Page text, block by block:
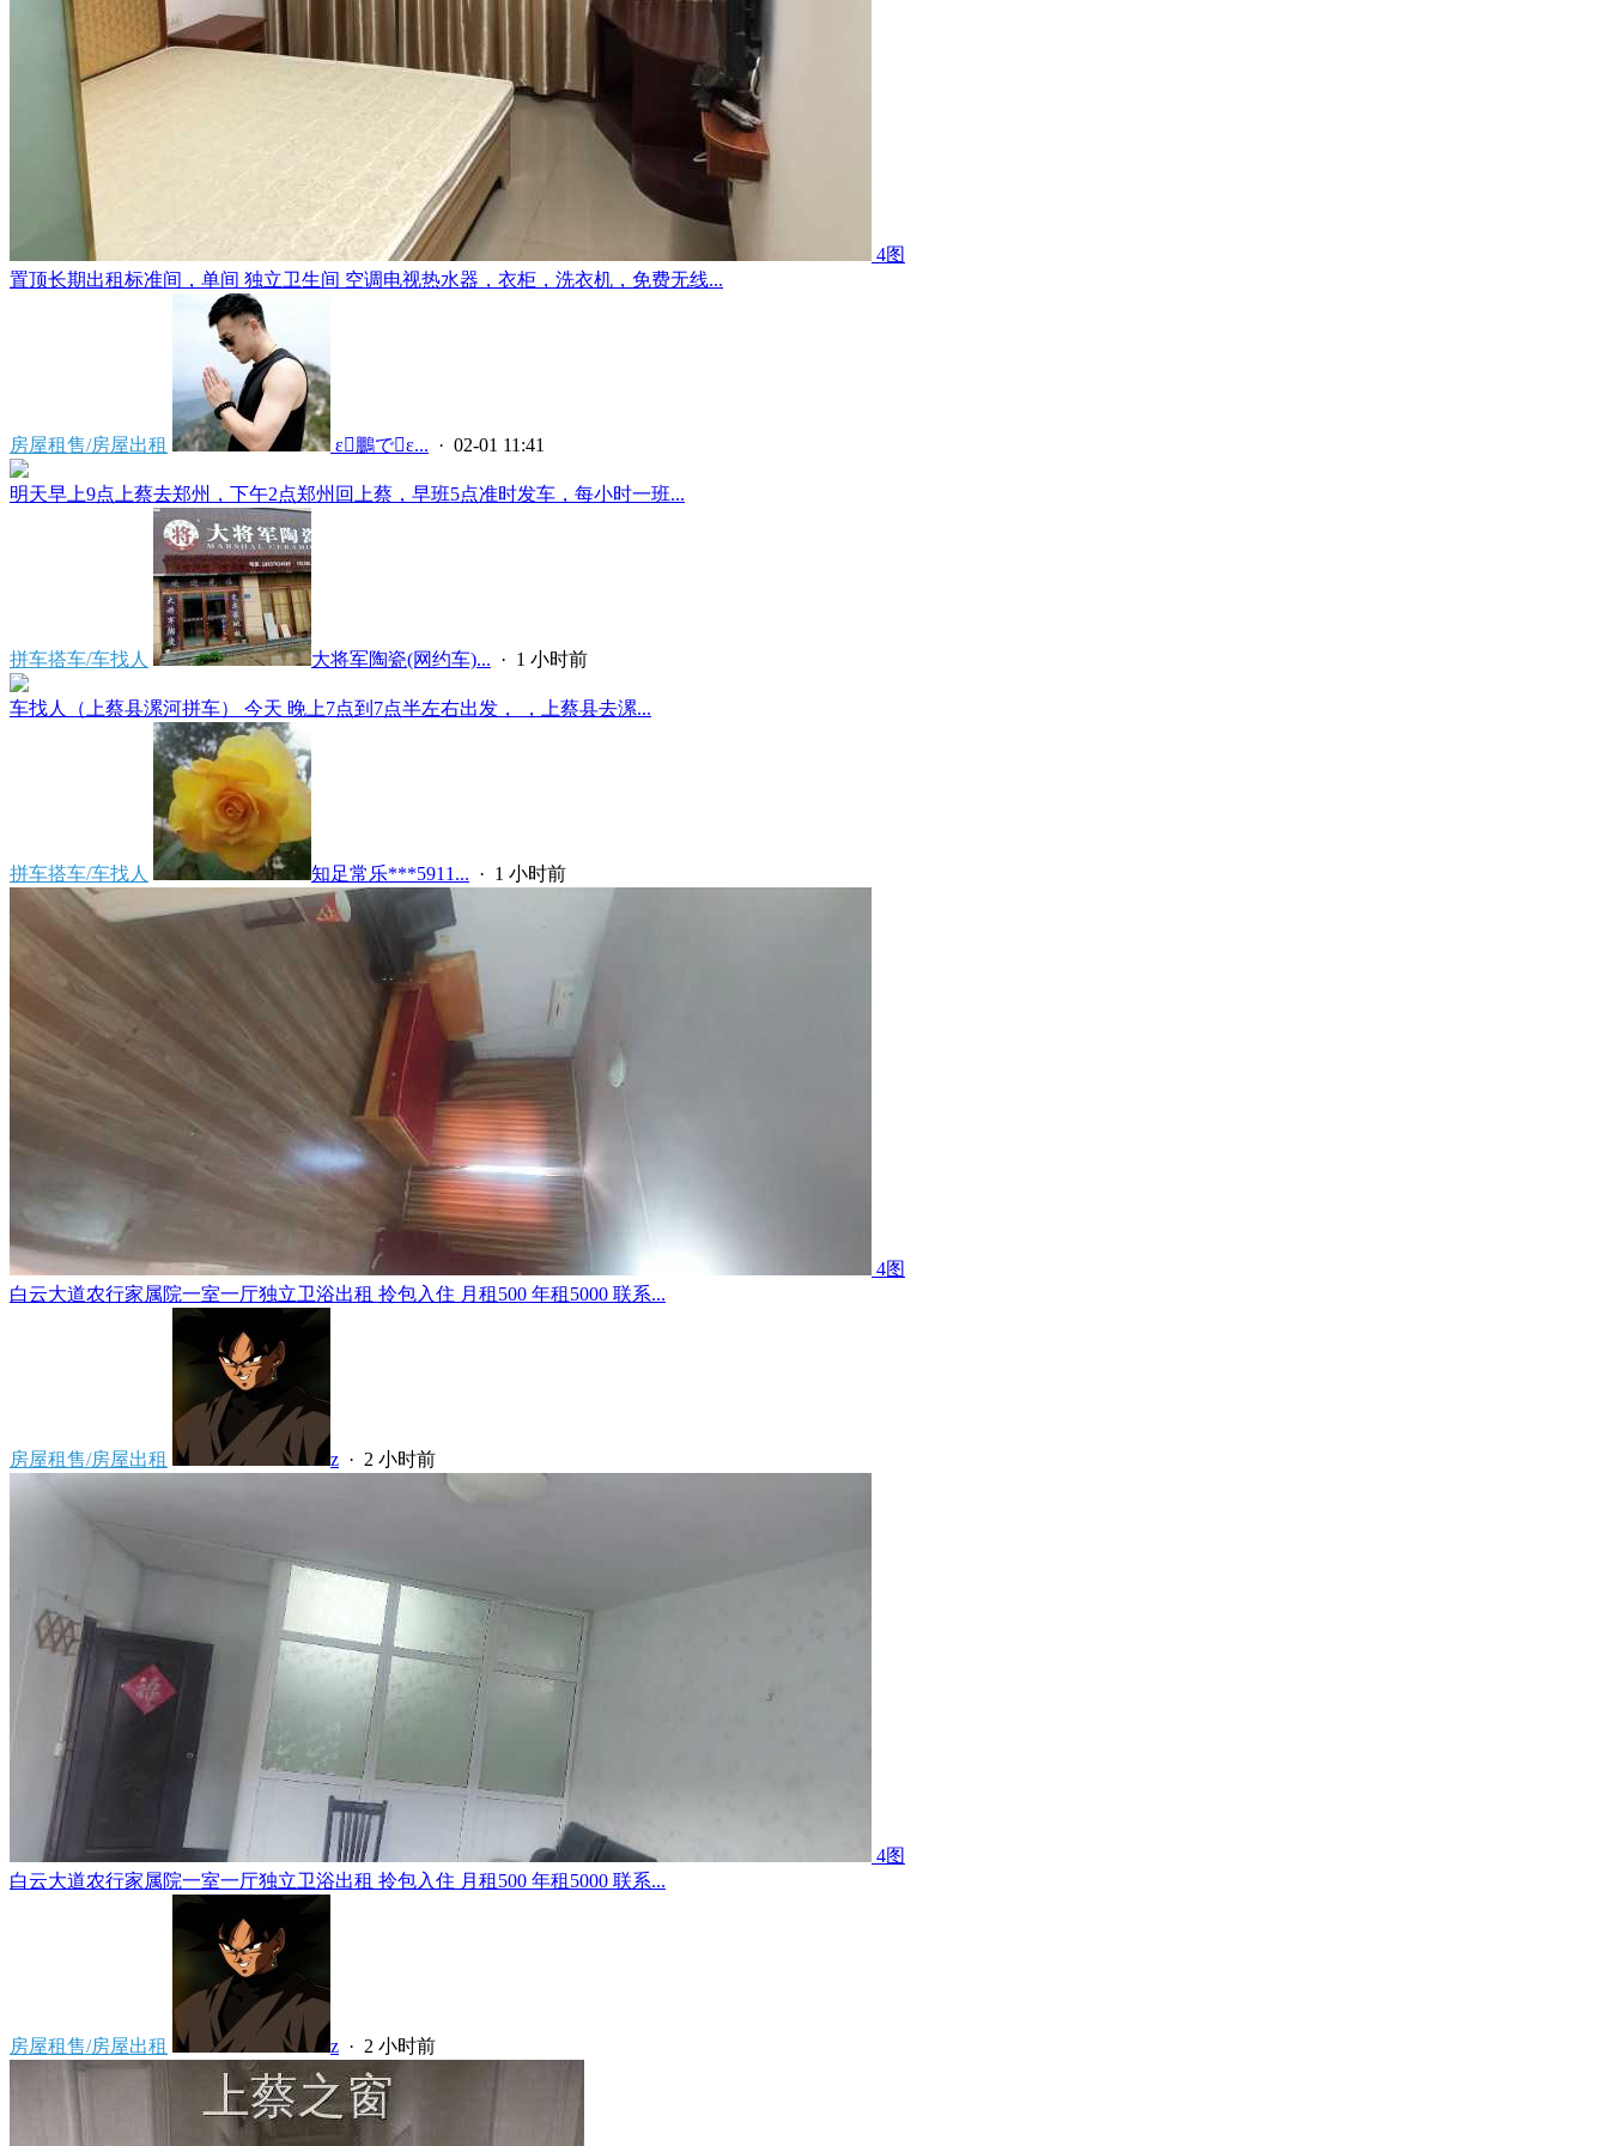
4图
置顶长期出租标准间，单间 独立卫生间 空调电视热水器，衣柜，洗衣机，免费无线...
房屋租售/房屋出租  ε鵬でε... · 02-01 11:41
明天早上9点上蔡去郑州，下午2点郑州回上蔡，早班5点准时发车，每小时一班...
拼车搭车/车找人 大将军陶瓷(网约车)... · 1 小时前
车找人（上蔡县漯河拼车） 今天 晚上7点到7点半左右出发， ，上蔡县去漯...
拼车搭车/车找人 知足常乐***5911... · 1 小时前
4图
白云大道农行家属院一室一厅独立卫浴出租 拎包入住 月租500 年租5000 联系...
房屋租售/房屋出租 z · 2 小时前
4图
白云大道农行家属院一室一厅独立卫浴出租 拎包入住 月租500 年租5000 联系...
房屋租售/房屋出租 z · 2 小时前